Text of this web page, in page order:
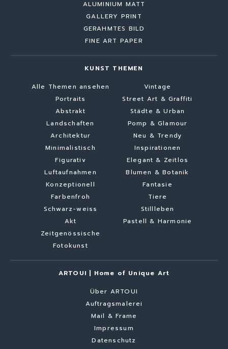
ALUMINIUM MATT
GALLERY PRINT
GERAHMTES BILD
FINE ART PAPER
KUNST THEMEN
Alle Themen ansehen
Portraits
Abstrakt
Landschaften
Architektur
Minimalistisch
Figurativ
Luftaufnahmen
Konzeptionell
Farbenfroh
Schwarz-weiss
Akt
Zeitgenössische
Fotokunst
Vintage
Street Art & Graffiti
Städte & Urban
Pomp & Glamour
Neu & Trendy
Inspirationen
Elegant & Zeitlos
Blumen & Botanik
Fantasie
Tiere
Stillleben
Pastell & Harmonie
ARTOUI | Home of Unique Art
Über ARTOUI
Auftragsmalerei
Mail & Frame
Impressum
Datenschutz